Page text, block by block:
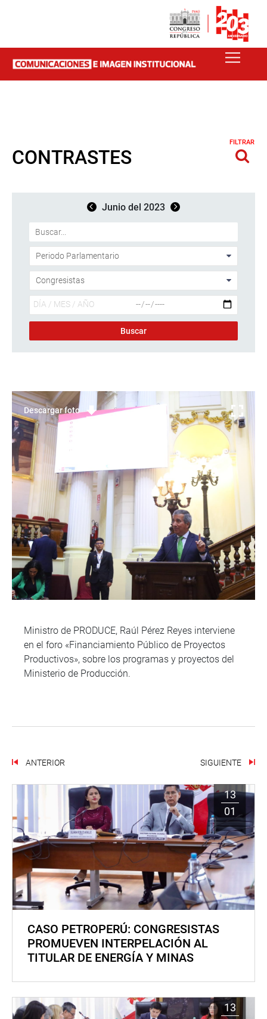
CONTRASTES
FILTRAR
Junio del 2023
Descargar foto
Ministro de PRODUCE, Raúl Pérez Reyes interviene
en el foro «Financiamiento Público de Proyectos
Productivos», sobre los programas y proyectos del
Ministerio de Producción.
ANTERIOR SIGUIENTE
13
01
CASO PETROPERÚ: CONGRESISTAS
PROMUEVEN INTERPELACIÓN AL
TITULAR DE ENERGÍA Y MINAS
13